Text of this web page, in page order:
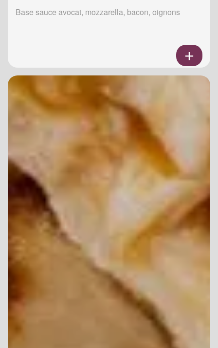
Base sauce avocat, mozzarella, bacon, oignons